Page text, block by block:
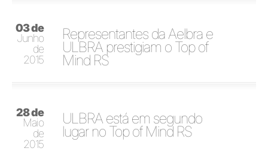
03 de
Junho
de
2015
Representantes da Aelbra e
ULBRA prestigiam o Top of
Mind RS
28 de
Maio
de
2015
ULBRA está em segundo
lugar no Top of Mind RS